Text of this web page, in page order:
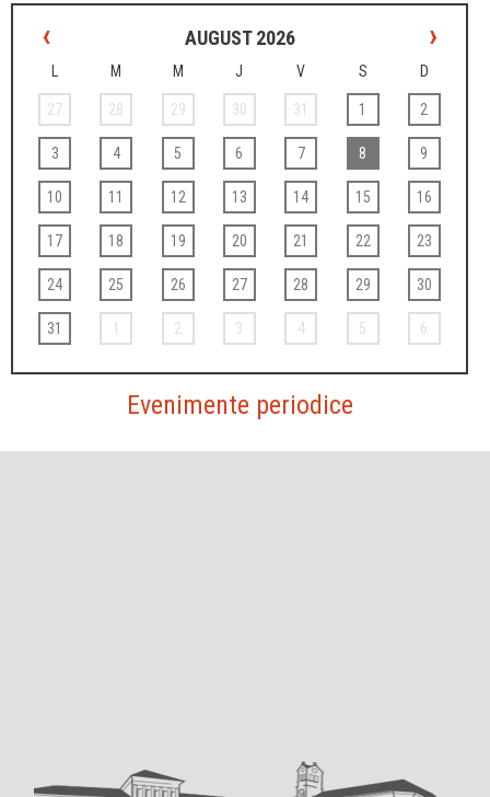
‹ AUGUST 2026 ›
L M M J V S D
27 28 29 30 31 1 2
3 4 5 6 7 8 9
10 11 12 13 14 15 16
17 18 19 20 21 22 23
24 25 26 27 28 29 30
31 1 2 3 4 5 6
Evenimente periodice